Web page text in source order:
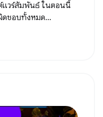
แวร์สัมพันธ์ ในตอนนี้
ผิดชอบทั้งหมด...